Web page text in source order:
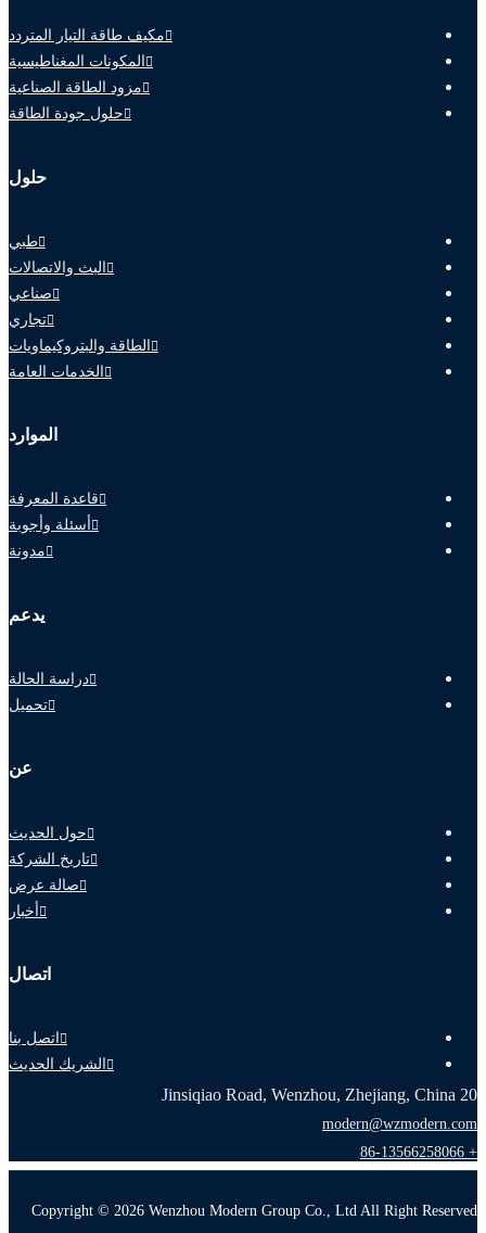
مكيف طاقة التيار المتردد
المكونات المغناطيسية
مزود الطاقة الصناعية
حلول جودة الطاقة
حلول
طبي
البث والاتصالات
صناعي
تجاري
الطاقة والبتروكيماويات
الخدمات العامة
الموارد
قاعدة المعرفة
أسئلة وأجوبة
مدونة
يدعم
دراسة الحالة
تحميل
عن
حول الحديث
تاريخ الشركة
صالة عرض
أخبار
اتصال
اتصل بنا
الشريك الحديث
20 Jinsiqiao Road, Wenzhou, Zhejiang, China
modern@wzmodern.com
+ 86-13566258066
Copyright © 2026 Wenzhou Modern Group Co., Ltd All Right Reserved